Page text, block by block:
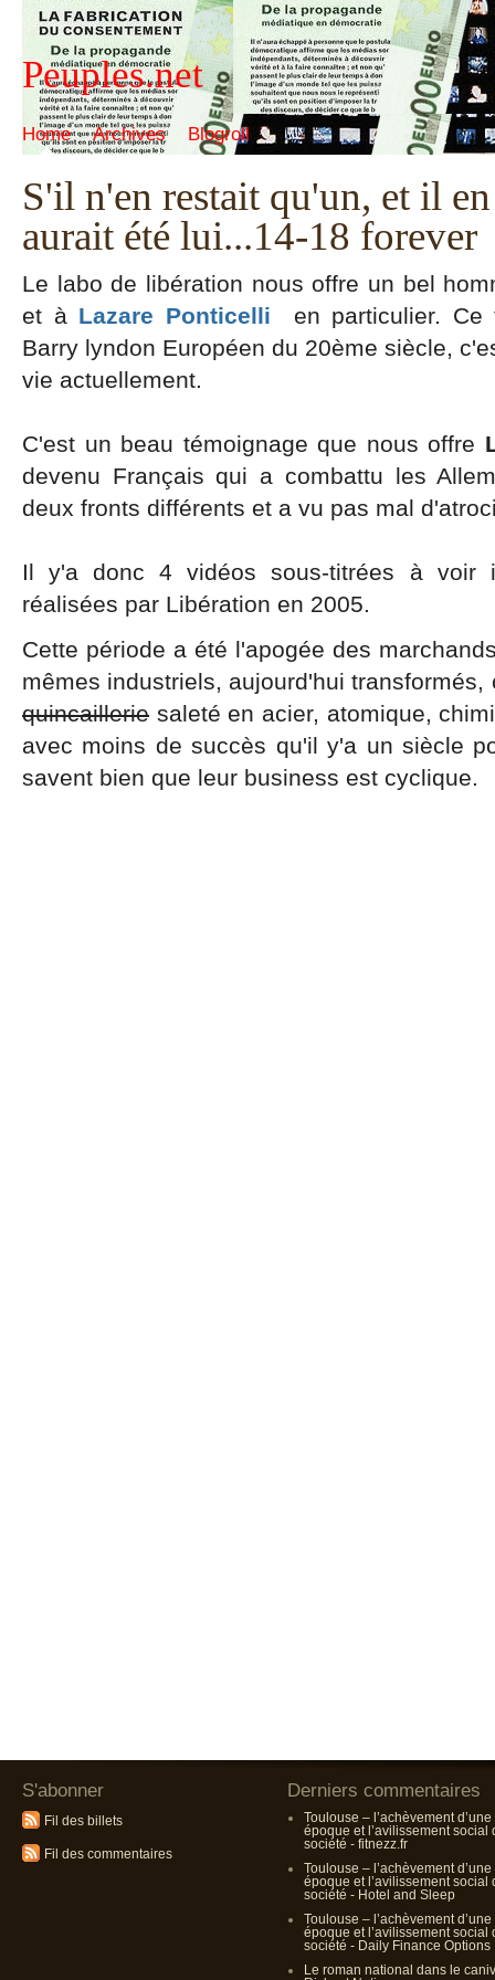
Peuples.net
Home Archives Blogroll
S'il n'en restait qu'un, et il
aurait été lui...14-18 forever
Le labo de libération nous offre un bel
et à Lazare Ponticelli
en particulier.
Barry lyndon Européen du 20ème siècle,
vie actuellement.
C'est un beau témoignage que nous offre
devenu Français qui a combattu les
deux fronts différents et a vu pas mal
Il y'a donc 4 vidéos sous-titrées à voir
réalisées par Libération en 2005.
Cette période a été l'apogée des
mêmes industriels, aujourd'hui
quincaillerie saleté en acier, atomique,
avec moins de succès qu'il y'a un siècle
savent bien que leur business est cyclique.
S'abonner
Fil des billets
Fil des commentaires
Derniers commentaires
Toulouse – l’achèvement d’une
époque et l’avilissement social
société - fitnezz.fr
Toulouse – l’achèvement d’une
époque et l’avilissement social
société - Hotel and Sleep
Toulouse – l’achèvement d’une
époque et l’avilissement social
société - Daily Finance Options
Le roman national dans le